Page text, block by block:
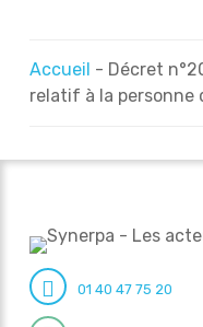
Accueil - Décret
relatif à la personne
01 40 47 75 20